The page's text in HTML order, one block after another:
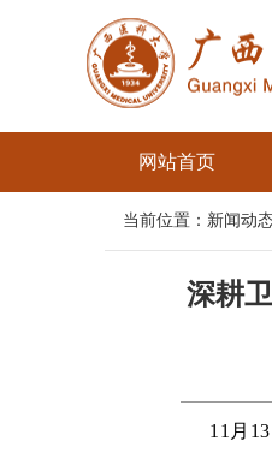
网站首页
当前位置： 新闻动
深耕
11月